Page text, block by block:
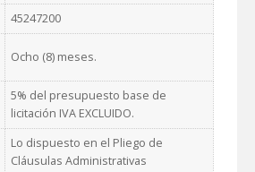
45247200
Ocho (8) meses.
5% del presupuesto base de
licitación IVA EXCLUIDO.
Lo dispuesto en el Pliego de
Cláusulas Administrativas